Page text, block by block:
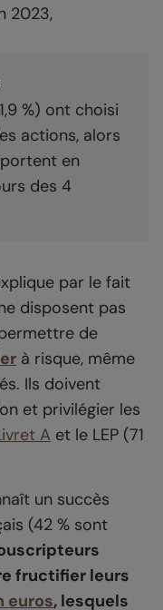
2023,
%) ont choisi
actions, alors
en
des 4
par le fait
disposent pas
de
à risque, même
Ils doivent
et privilégier les
A et le LEP (71
un succès
(42 % sont
fructifier leurs
euros, lesquels